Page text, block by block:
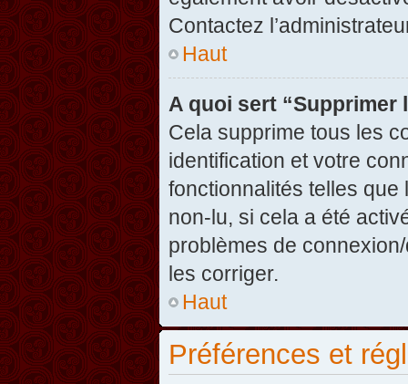
Contactez
Haut
A quoi sert “Supprimer
Cela supprime tous les
identification et votre
fonctionnalités telles que
non-lu, si cela a été
problèmes de
les corriger.
Haut
Préférences et